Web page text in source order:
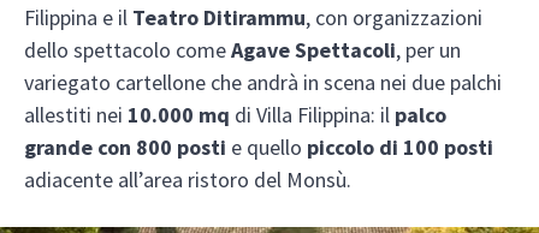
Filippina e il Teatro Ditirammu, con organizzazioni
dello spettacolo comeAgave Spettacoli, per un
variegato cartellone che andrà in scena nei due palchi
allestiti nei 10.000 mq di Villa Filippina: il palco
grande con 800 posti e quello piccolo di 100 posti
adiacente all’area ristoro del Monsù.